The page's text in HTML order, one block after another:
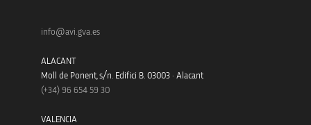
info@avi.gva.es
ALACANT
Moll de Ponent, s/n. Edifici B. 03003 · Alacant
(+34) 96 654 59 30
VALENCIA